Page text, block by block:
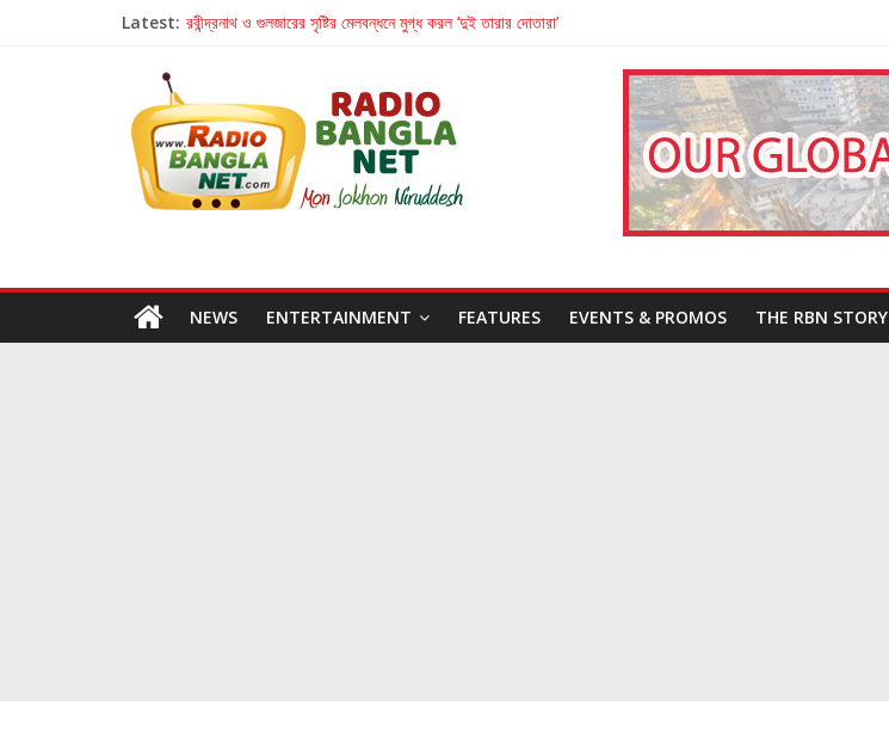
Latest: রবীন্দ্রনাথ ও গুলজারের সৃষ্টির মেলবন্ধনে মুগ্ধ করল ‘দুই তারার দোতারা’
Retribution: A Thought-Provoking Short Film That Challenges Our Understanding of Justice
হাওয়া বদলের টলিউডে ‘তুমি এলে তাই’
NEWS ENTERTAINMENT FEATURES EVENTS & PROMOS THE RBN STORY